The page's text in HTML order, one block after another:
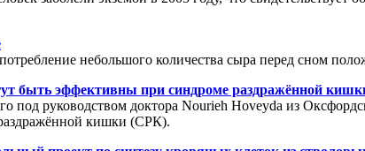
небольшого количества сыра перед сном
быть эффективны при синдроме раздражённой
под руководством доктора Nourieh Hoveyda из
кишки (СРК).